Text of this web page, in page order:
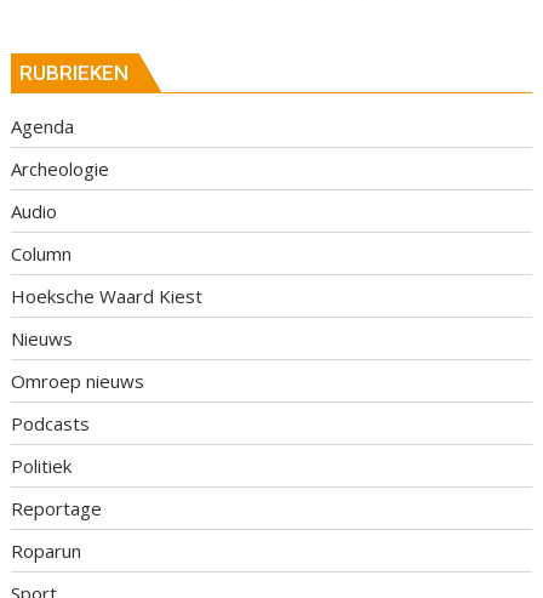
RUBRIEKEN
Agenda
Archeologie
Audio
Column
Hoeksche Waard Kiest
Nieuws
Omroep nieuws
Podcasts
Politiek
Reportage
Roparun
Sport